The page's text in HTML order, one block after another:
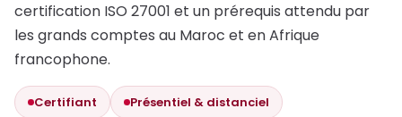
certification ISO 27001 et un prérequis attendu par
les grands comptes au Maroc et en Afrique
francophone.
Certifiant
Présentiel & distanciel